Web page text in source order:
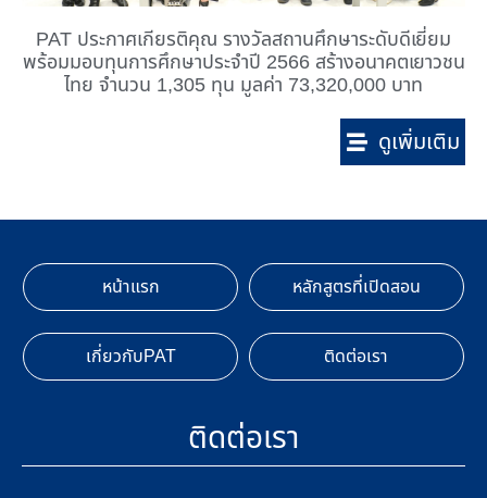
PAT ประกาศเกียรติคุณ รางวัลสถานศึกษาระดับดีเยี่ยม
พร้อมมอบทุนการศึกษาประจำปี 2566 สร้างอนาคตเยาวชน
ไทย จำนวน 1,305 ทุน มูลค่า 73,320,000 บาท
ดูเพิ่มเติม
หน้าแรก หลักสูตรที่เปิดสอน
เกี่ยวกับPAT ติดต่อเรา
ติดต่อเรา